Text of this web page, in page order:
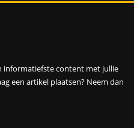
informatiefste content met jullie
een artikel plaatsen? Neem dan